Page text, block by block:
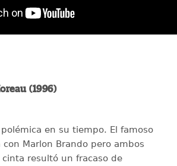
(1996)
en su tiempo. El famoso
Marlon Brando pero ambos
resultó un fracaso de